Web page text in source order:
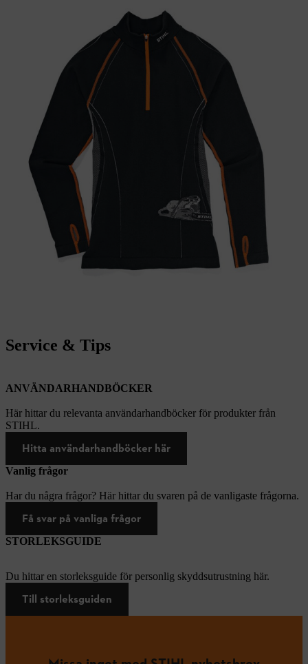
Service & Tips
ANVÄNDARHANDBÖCKER
Här hittar du relevanta användarhandböcker för produkter från
STIHL.
Hitta användarhandböcker här
Vanlig frågor
Har du några frågor? Här hittar du svaren på de vanligaste frågorna.
Få svar på vanliga frågor
STORLEKSGUIDE
Du hittar en storleksguide för personlig skyddsutrustning här.
Till storleksguiden